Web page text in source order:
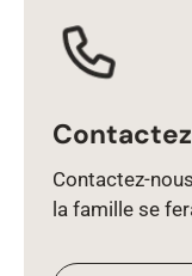
la famille se